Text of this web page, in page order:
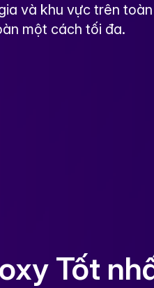
và khu vực trên
một cách tối đa.
Tốt